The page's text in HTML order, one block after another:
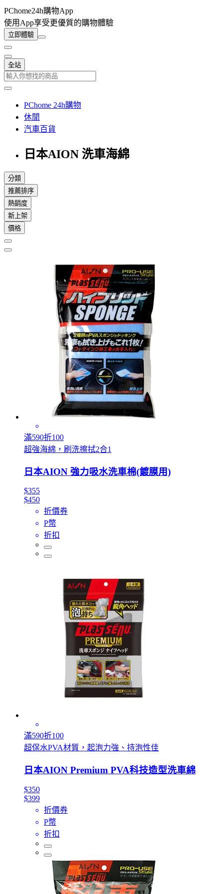
PChome24h購物App
使用App享受更優質的購物體驗
立即體驗
全站
PChome 24h購物
休閒
汽車百貨
日本AION 洗車海綿
分類
推薦排序
熱銷度
新上架
價格
滿590折100
超強海綿，刷洗擦拭2合1
日本AION 強力吸水洗車棉(鍍膜用)
$355
$450
折價券
P幣
折扣
滿590折100
超保水PVA材質，起泡力強、持泡性佳
日本AION Premium PVA科技造型洗車綿
$350
$399
折價券
P幣
折扣